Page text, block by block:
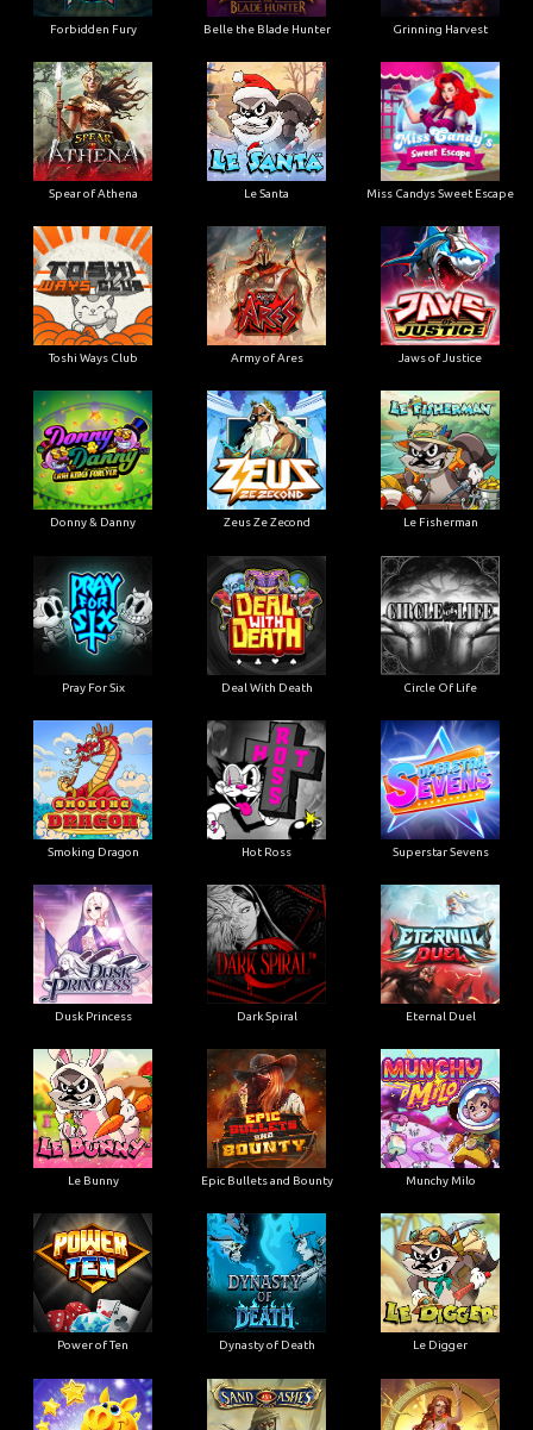
Forbidden Fury Belle the Blade Hunter Grinning Harvest
Spear of Athena Le Santa Miss Candys Sweet Escape
Toshi Ways Club Army of Ares Jaws of Justice
Donny & Danny Zeus Ze Zecond Le Fisherman
Pray For Six Deal With Death Circle Of Life
Smoking Dragon Hot Ross Superstar Sevens
Dusk Princess Dark Spiral Eternal Duel
Le Bunny Epic Bullets and Bounty Munchy Milo
Power of Ten Dynasty of Death Le Digger